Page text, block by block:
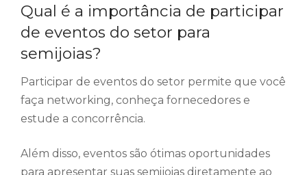
Qual é a importância de participar
de eventos do setor para
semijoias?
Participar de eventos do setor permite que você
faça networking, conheça fornecedores e
estude a concorrência.
Além disso, eventos são ótimas oportunidades
para apresentar suas semijoias diretamente ao